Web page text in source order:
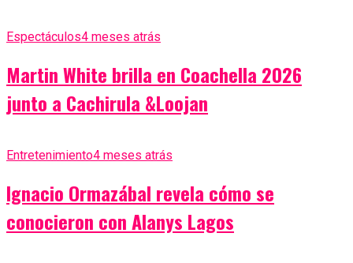
Espectáculos4 meses atrás
Martin White brilla en Coachella 2026
junto a Cachirula &Loojan
Entretenimiento4 meses atrás
Ignacio Ormazábal revela cómo se
conocieron con Alanys Lagos